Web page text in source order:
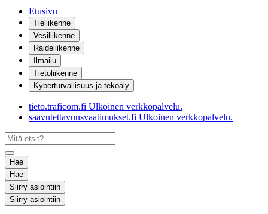
Etusivu
Tieliikenne
Vesiliikenne
Raideliikenne
Ilmailu
Tietoliikenne
Kyberturvallisuus ja tekoäly
tieto.traficom.fi Ulkoinen verkkopalvelu.
saavutettavuusvaatimukset.fi Ulkoinen verkkopalvelu.
Hae
Hae
Siirry asiointiin
Siirry asiointiin